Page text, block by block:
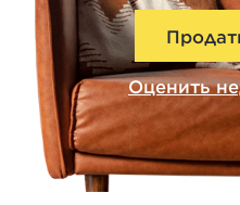
Оценить